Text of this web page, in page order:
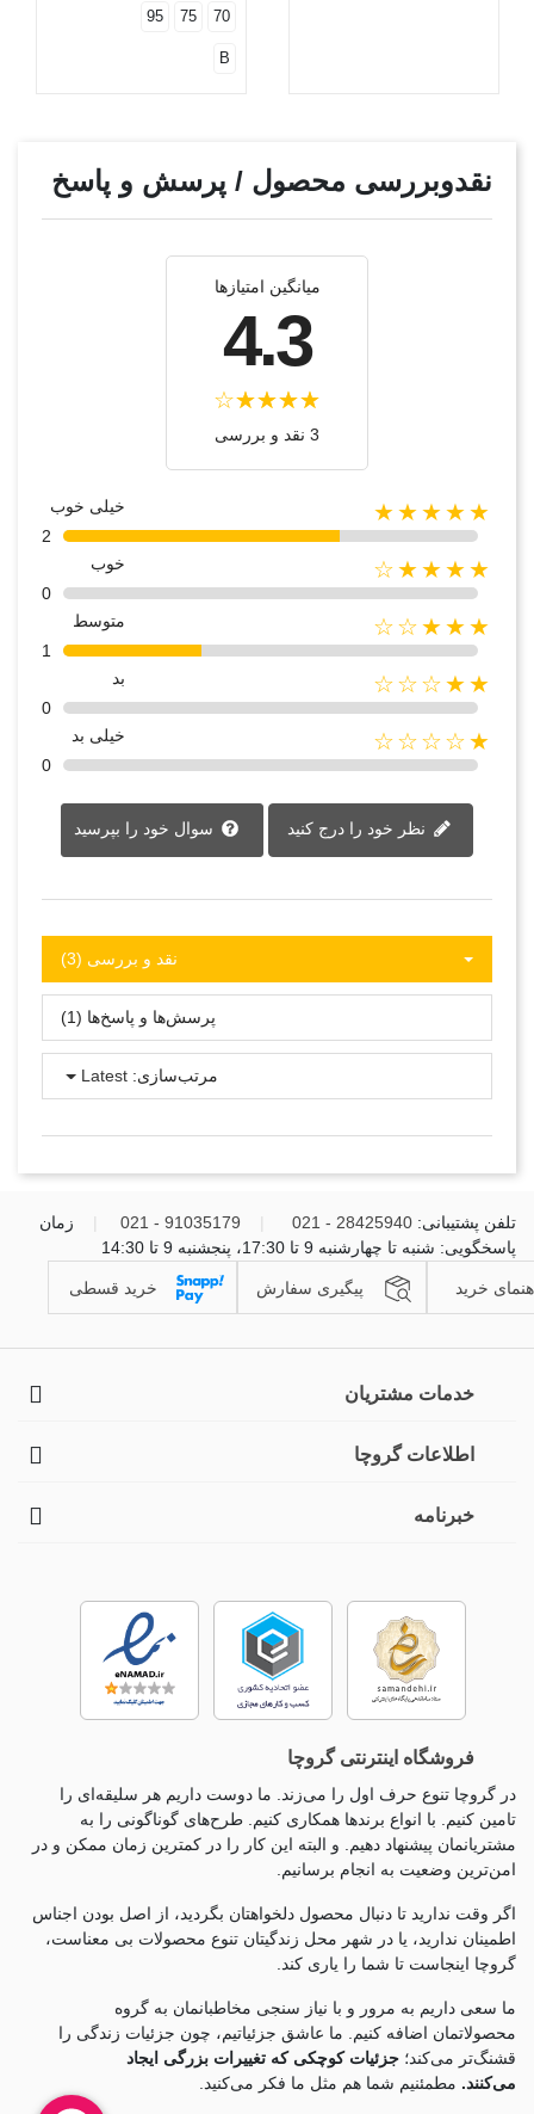
70
75
95
B
نقدوبررسی محصول / پرسش و پاسخ
میانگین امتیازها
4.3
3 نقد و بررسی‌‌
★★★★★
خیلی خوب
2
★★★★☆
خوب
0
★★★☆☆
متوسط
1
★★☆☆☆
بد
0
★☆☆☆☆
خیلی بد
0
سوال خود را بپرسید
نقد و بررسی‌‌ (3)
پرسش‌ها و پاسخ‌ها (1)
مرتب‌سازی: Latest
تلفن پشتیبانی: 28425940 - 021
91035179 - 021
زمان
پاسخگویی: شنبه تا چهارشنبه 9 تا 17:30، پنجشنبه 9 تا 14:30
خرید پیگیری سفارش خرید قسطی
خدمات مشتریان
اطلاعات گروچا
خبرنامه
فروشگاه اینترنتی گروچا
در گروچا تنوع حرف اول را می‌زند. ما دوست داریم هر سلیقه‌ای را
تامین کنیم. با انواع برندها همکاری کنیم. طرح‌های گوناگونی را به
مشتریانمان پیشنهاد دهیم. و البته این کار را در کمترین زمان ممکن و در
امن‌ترین وضعیت به انجام برسانیم.
اگر وقت ندارید تا دنبال محصول دلخواهتان بگردید، از اصل بودن اجناس
اطمینان ندارید، یا در شهر محل زندگیتان تنوع محصولات بی معناست،
گروچا اینجاست تا شما را یاری کند.
ما سعی داریم به مرور و با نیاز سنجی مخاطبانمان به گروه
محصولاتمان اضافه کنیم. ما عاشق جزئياتیم، چون جزئيات زندگی را
قشنگ‌تر می‌کند؛ جزئیات کوچکی که تغییرات بزرگی ایجاد
می‌کنند. مطمئنیم شما هم مثل ما فکر می‌کنید.